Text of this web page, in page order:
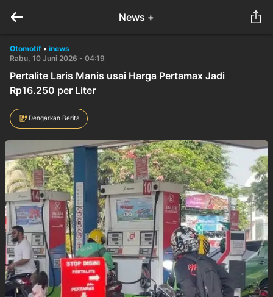
News +
Otomotif • inews
Rabu, 10 Juni 2026 - 04:19
Pertalite Laris Manis usai Harga Pertamax Jadi
Rp16.250 per Liter
Dengarkan Berita